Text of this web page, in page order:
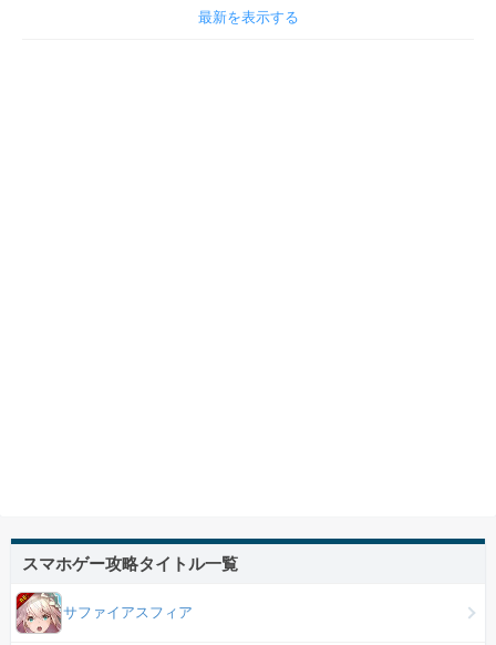
最新を表示する
スマホゲー攻略タイトル一覧
サファイアスフィア